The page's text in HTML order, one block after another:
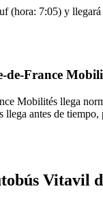
7:05) y
France
Mobilités llega
antes de
Vitavil